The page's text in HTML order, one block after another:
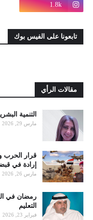
1.8k
تابعونا على الفيس بوك
مقالات الرأي
التنمية
مارس 29, 2026
قرار الحرب
إرادة في
مارس 26, 2026
رمضان في
التعليم
فبراير 23, 2026